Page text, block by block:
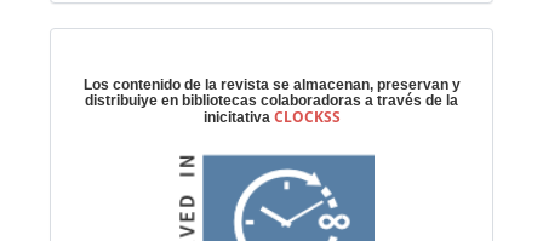
Los contenido de la revista se almacenan, preservan y
distribuiye en bibliotecas colaboradoras a través de la
inicitativa CLOCKSS